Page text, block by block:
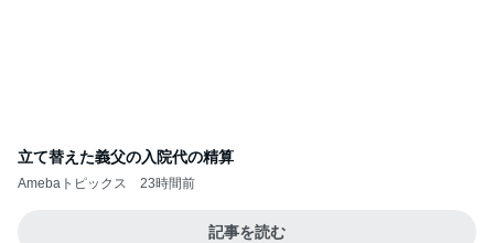
立て替えた義父の入院代の精算
Amebaトピックス 23時間前
記事を読む